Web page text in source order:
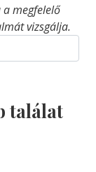
megfelelő
vizsgálja.
találat